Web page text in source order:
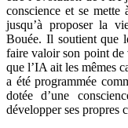
conscience et se
jusqu’à proposer la
Bouée. Il soutient que
faire valoir son point de
que l’IA ait les mêmes
a été programmée
dotée d’une
développer ses propres